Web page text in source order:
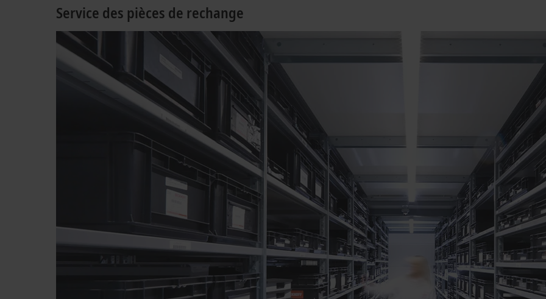
Service des pièces de rechange
La disponibilité des pièces de rechange est une condition préalable pour garantir
de rechange. Nous proposons des pièces détachées d’origine testées via notre
détachées dans nos entrepôts mondiaux. Si nécessaire, nous pouvons réaliser des
nos partenariats historiques et aux nombreux prestataires logistiques, nous
grand fiabilité.